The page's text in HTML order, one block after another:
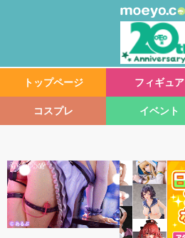
トップページ フィギュア
コスプレ イベント